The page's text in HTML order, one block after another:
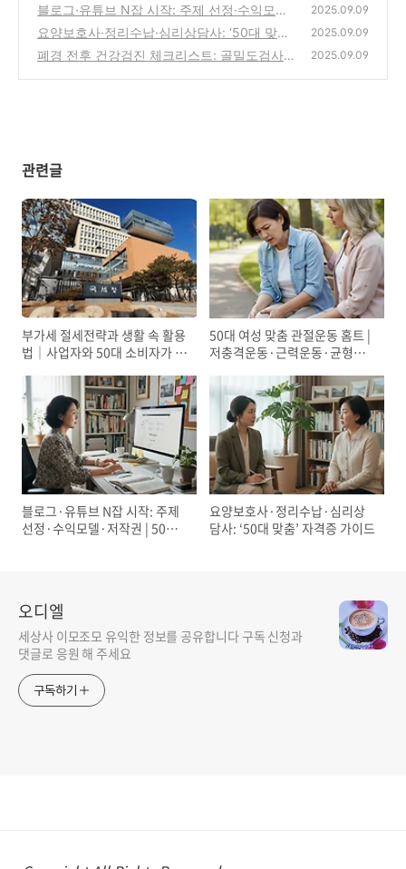
근력운동·균형훈련 4주 프로그램
(1)
블로그·유튜브 N잡 시작: 주제 선정·수익모델·
저작권 | 50대 여성 가이드
(1)
2025.09.09
요양보호사·정리수납·심리상담사: ‘50대 맞춤’
자격증 가이드
(0)
2025.09.09
폐경 전후 건강검진 체크리스트: 골밀도검사·
2025.09.09
관련글
부가세 절세전략과 생활 속 활용
법｜사업자와 50대 소비자가 꼭
50대 여성 맞춤 관절운동 홈트 |
저충격운동·근력운동·균형훈
블로그·유튜브 N잡 시작: 주제
선정·수익모델·저작권 | 50대
요양보호사·정리수납·심리상
담사: ‘50대 맞춤’ 자격증 가이드
오디엘
세상사 이모조모 유익한 정보를 공유합니다 구독 신청과
댓글로 응원 해 주세요
구독하기